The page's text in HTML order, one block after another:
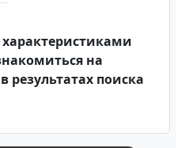
на
результатах поиска